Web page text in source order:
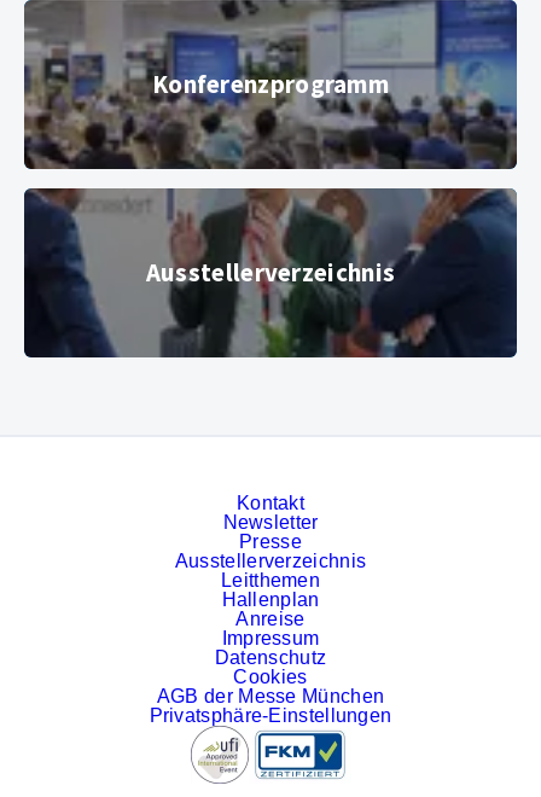
Konferenz­programm
Konferenz­programm
© Copyright 2022, Messe München GmbH
Aussteller­verzeichnis
Aussteller­verzeichnis
Kontakt
Newsletter
Presse
Ausstellerverzeichnis
Leitthemen
Hallenplan
Anreise
Impressum
Datenschutz
Cookies
AGB der Messe München
Privatsphäre-Einstellungen